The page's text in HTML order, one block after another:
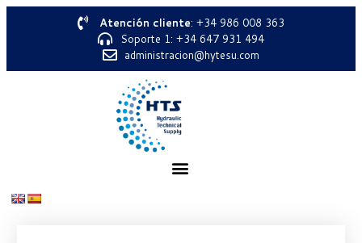
Atención cliente: +34 986 008 363
Soporte 1: +34 647 931 494
administracion@hytesu.com